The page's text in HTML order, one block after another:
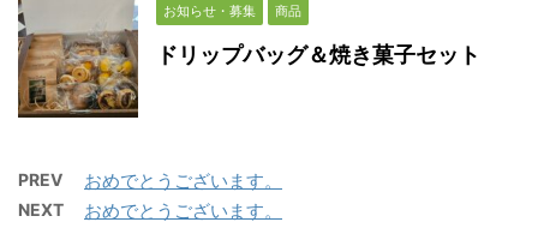
お知らせ・募集 商品
ドリップバッグ＆焼き菓子セット
PREV おめでとうございます。
NEXT おめでとうございます。